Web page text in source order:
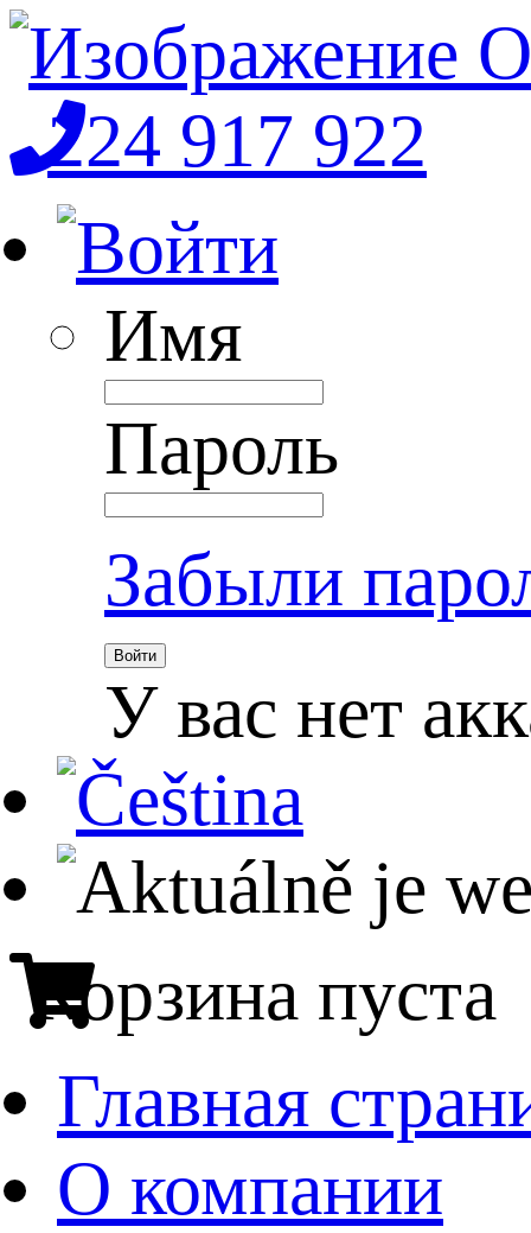
224 917 922
Имя
Пароль
Забыли
Войти
У вас нет
Корзина пуста
Главная
О компании